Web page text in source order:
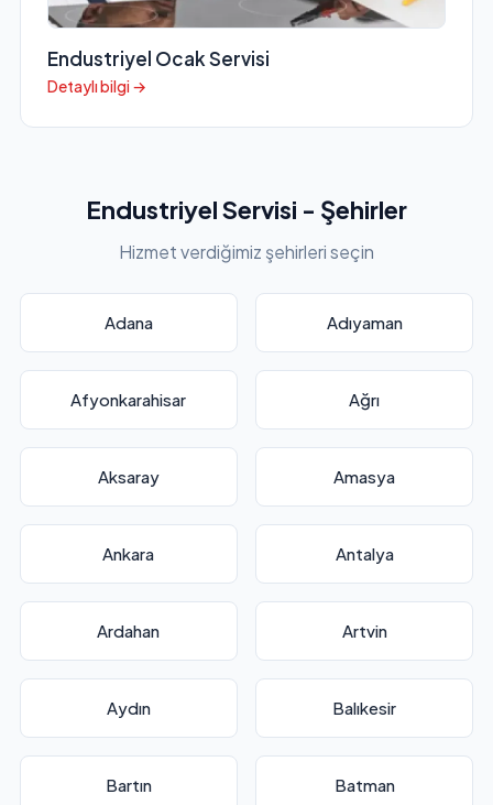
Endustriyel Ocak Servisi
Detaylı bilgi →
Endustriyel Servisi - Şehirler
Hizmet verdiğimiz şehirleri seçin
Adana Adıyaman
Afyonkarahisar Ağrı
Aksaray Amasya
Ankara Antalya
Ardahan Artvin
Aydın Balıkesir
Bartın Batman